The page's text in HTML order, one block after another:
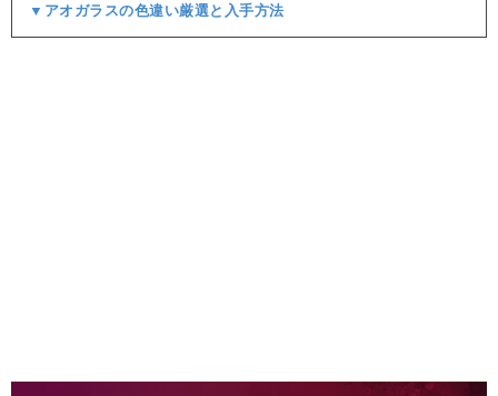
▼アオガラスの色違い厳選と入手方法